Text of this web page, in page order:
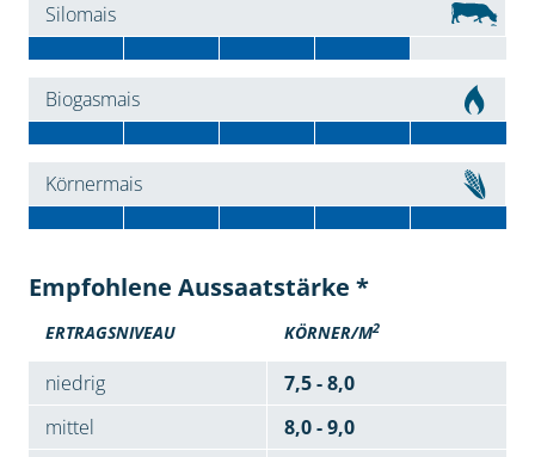
Silomais
Biogasmais
Körnermais
Empfohlene Aussaatstärke *
ERTRAGSNIVEAU KÖRNER/M2
niedrig
7,5 - 8,0
mittel
8,0 - 9,0